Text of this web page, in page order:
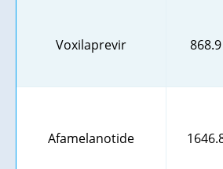
Voxilaprevir 868.9
Afamelanotide